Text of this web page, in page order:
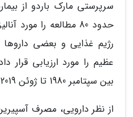
سرپرستی مارک باردو از
حدود 80 مطالعه را مورد
رژیم غذایی و بعضی داروها
عظیم را مورد ارزیابی قرار
بین سپتامبر 1980 تا ژوئن 2019 منتشر شده است.
از نظر دارویی، مصرف